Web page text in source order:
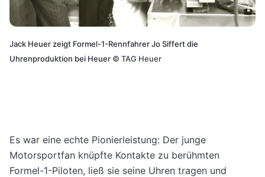
Jack Heuer zeigt Formel-1-Rennfahrer Jo Siffert die
Uhrenproduktion bei Heuer © TAG Heuer
Es war eine echte Pionierleistung: Der junge
Motorsportfan knüpfte Kontakte zu berühmten
Formel-1-Piloten, ließ sie seine Uhren tragen und